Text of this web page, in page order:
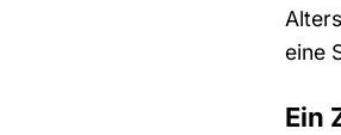
eine
Ein